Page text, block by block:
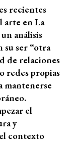
recientes
arte en La
análisis
su ser “otra
de relaciones
redes propias
mantenerse
el
y
contexto